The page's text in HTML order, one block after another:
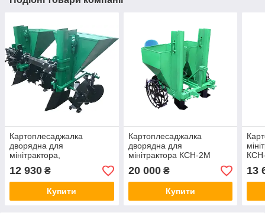
Картоплесаджалка
дворядна для
мінітрактора,
мототрактора
КСН-2МТ-68
12 930 ₴
Купити
Картоплесаджалка
дворядна для
мінітрактора КСН-2М
20 000₴
Купити
13